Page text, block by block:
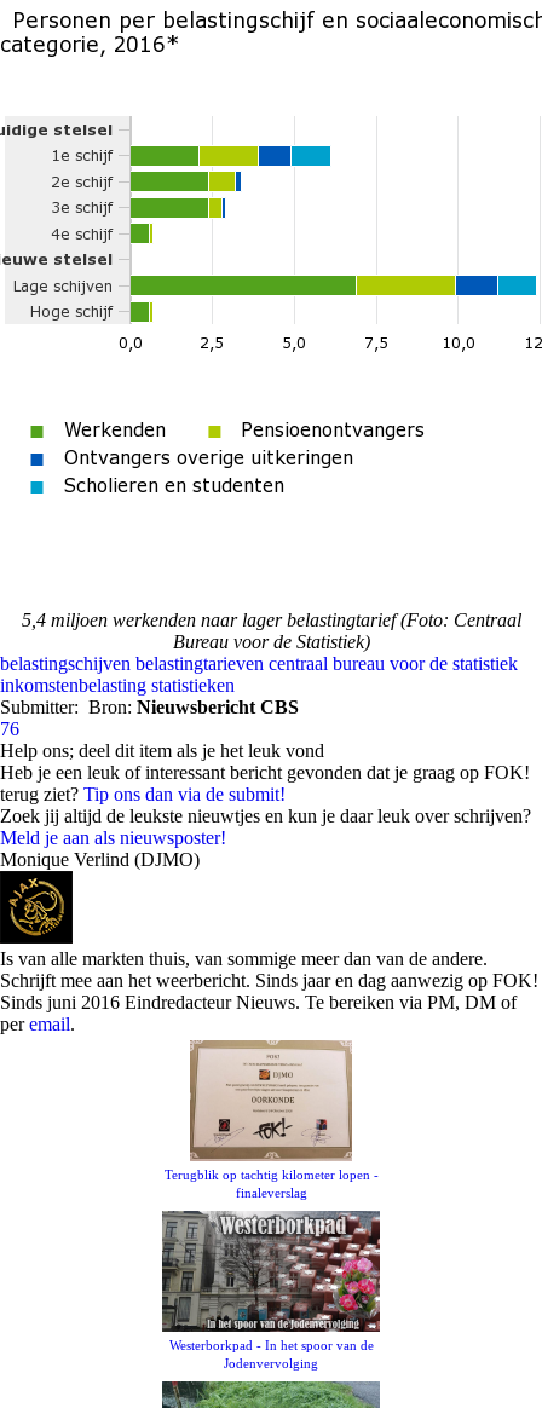
5,4 miljoen werkenden naar lager belastingtarief (Foto: Centraal
Bureau voor de Statistiek)
belastingschijven belastingtarieven centraal bureau voor de statistiek
inkomstenbelasting statistieken
Submitter: Bron: Nieuwsbericht CBS
76
Help ons; deel dit item als je het leuk vond
Heb je een leuk of interessant bericht gevonden dat je graag op FOK!
terug ziet? Tip ons dan via de submit!
Zoek jij altijd de leukste nieuwtjes en kun je daar leuk over schrijven?
Meld je aan als nieuwsposter!
Monique Verlind (DJMO)
Is van alle markten thuis, van sommige meer dan van de andere.
Schrijft mee aan het weerbericht. Sinds jaar en dag aanwezig op FOK!
Sinds juni 2016 Eindredacteur Nieuws. Te bereiken via PM, DM of
peremail.
Terugblik op tachtig kilometer lopen -
finaleverslag
Westerborkpad - In het spoor van de
Jodenvervolging